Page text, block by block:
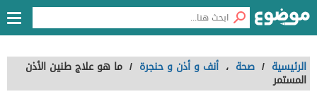
الرئيسية / صحة ، أنف و أذن و حنجرة / ما هو علاج طنين الأذن
المستمر